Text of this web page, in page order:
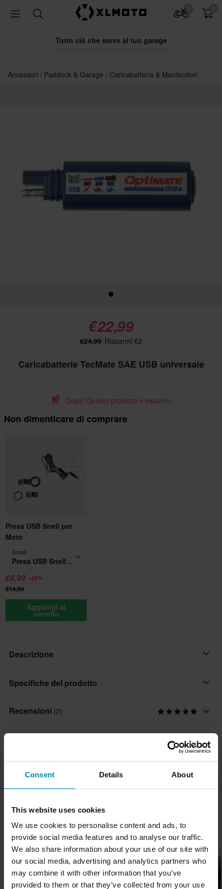
Consent Details About
This website uses cookies
We use cookies to personalise content and ads, to
provide social media features and to analyse our traffic.
We also share information about your use of our site with
our social media, advertising and analytics partners who
may combine it with other information that you’ve
provided to them or that they’ve collected from your use
Tutto ciò che serve al tuo garage
Accessori Paddock & Garage Caricabatteria & Mantenitori
€22,99
€24,99 Risparmi €2
Caricabatterie TecMate SAE USB universale
Oops! Questo prodotto è esaurito.
Non dimenticare di comprare
Presa USB Snell per
Moto
Scegli
Presa USB Snell per Moto
€8,99 -40%
€14,99
Aggiungi al
carrello
Descrizione
Un caricabatterie USB che si collega facilmente al connettore di
la batteria è carica.
- 2400 mAh
Specifiche del prodotto
Marchio
TEC-100
140 x 205 x 55 mm
Recensioni (2)
Ogni giorno spediamo ordini in tutta Europa. Facciamo sempre
del nostro meglio per assicurarti di ricevere i tuoi prodotti il più
rapidamente possibile!
Prezzo minimo garantito
Ci impegniamo a mantenere i migliori prezzi. Se trovi un prezzo
migliore da un concorrente, lo eguaglieremo. La nostra politica
sul prezzo minimo garantito è valida entro 14 giorni dall'acquisto.
(Ask a question)
TecMate è stata fondata in Belgio nel settembre del 1994 e
produce principalmente caricabatterie..
Mostra tutti i prodotti da TecMate
I più popolari di TecMate